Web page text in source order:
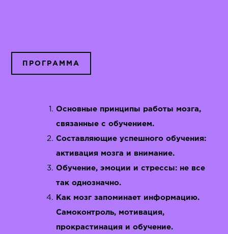
ПРОГРАММА
Основные принципы работы мозга,
связанные с обучением.
Составляющие успешного обучения:
активация мозга и внимание.
Обучение, эмоции и стрессы: не все
так однозначно.
Как мозг запоминает информацию.
Самоконтроль, мотивация,
прокрастинация и обучение.